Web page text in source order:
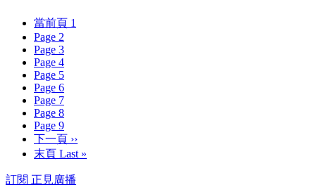
當前頁 1
Page 2
Page 3
Page 4
Page 5
Page 6
Page 7
Page 8
Page 9
下一頁 ››
末頁 Last »
訂閱 正見廣播